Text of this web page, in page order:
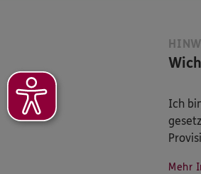
Ich
Mehr